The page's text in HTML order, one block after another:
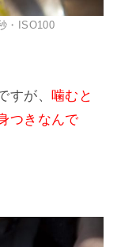
・ISO100
すが、 噛むと
つきなんで